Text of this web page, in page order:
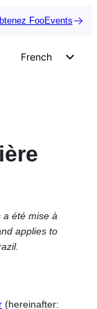
FooEvents
French
Spanish
Polish
Czech
a été mise à
applies to
(hereinafter: